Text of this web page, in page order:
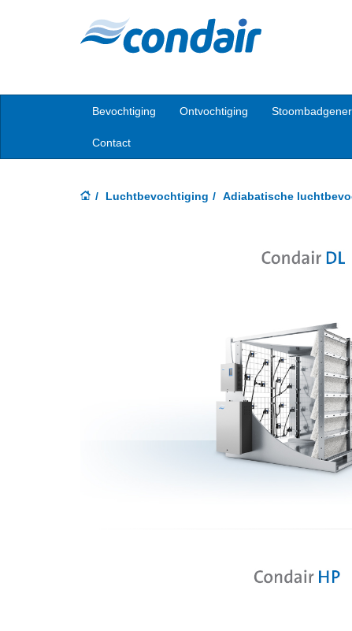
Bevochtiging Ontvochtiging
Contact
Luchtbevochtiging Adiabatische